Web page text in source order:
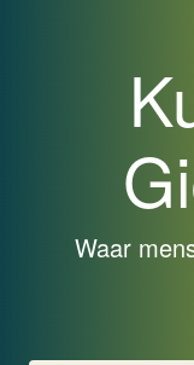
Waar